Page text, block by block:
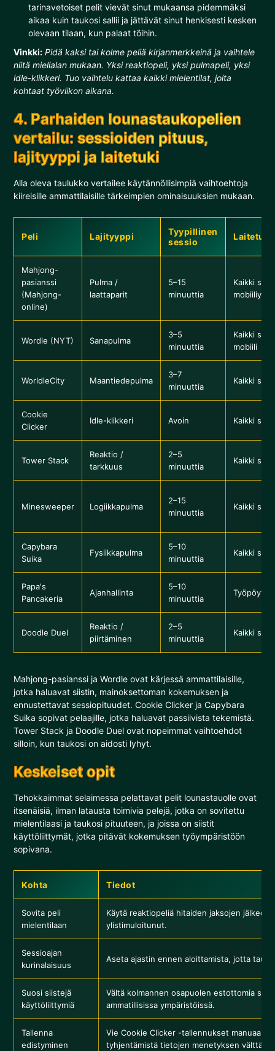
tarinavetoiset pelit vievät sinut mukaansa pidemmäksi
aikaa kuin taukosi sallii ja jättävät sinut henkisesti kesken
olevaan tilaan, kun palaat töihin.
Vinkki: Pidä kaksi tai kolme peliä kirjanmerkkeinä ja vaihtele
niitä mielialan mukaan. Yksi reaktiopeli, yksi pulmapeli, yksi
idle-klikkeri. Tuo vaihtelu kattaa kaikki mielentilat, joita
kohtaat työviikon aikana.
4. Parhaiden lounastaukopelien
vertailu: sessioiden pituus,
lajityyppi ja laitetuki
Alla oleva taulukko vertailee käytännöllisimpiä vaihtoehtoja
kiireisille ammattilaisille tärkeimpien ominaisuuksien mukaan.
Peli Lajityyppi
Tyypillinen
sessio
Laitetuki
Mahjong-
pasianssi
(Mahjong-
online)
Pulma /
laattaparit
5–15
minuuttia
Kaikki
Wordle (NYT) Sanapulma
3–5
minuuttia
Kaikki
mobiili
WorldleCity Maantiedepulma
3–7
minuuttia
Kaikki
Cookie
Clicker
Idle-klikkeri Avoin Kaikki
Tower Stack
Reaktio /
tarkkuus
2–5
minuuttia
Kaikki
Minesweeper Logiikkapulma
2–15
minuuttia
Kaikki
Capybara
Suika
Fysiikkapulma
5–10
minuuttia
Kaikki
Papa's
Pancakeria
Ajanhallinta
5–10
minuuttia
Doodle Duel
Reaktio /
piirtäminen
2–5
minuuttia
Kaikki
Mahjong-pasianssi ja Wordle ovat kärjessä ammattilaisille,
jotka haluavat siistin, mainoksettoman kokemuksen ja
ennustettavat sessiopituudet. Cookie Clicker ja Capybara
Suika sopivat pelaajille, jotka haluavat passiivista tekemistä.
Tower Stack ja Doodle Duel ovat nopeimmat vaihtoehdot
silloin, kun taukosi on aidosti lyhyt.
Keskeiset opit
Tehokkaimmat selaimessa pelattavat pelit lounastauolle ovat
itsenäisiä, ilman latausta toimivia pelejä, jotka on sovitettu
mielentilaasi ja taukosi pituuteen, ja joissa on siistit
käyttöliittymät, jotka pitävät kokemuksen työympäristöön
sopivana.
Kohta Tiedot
Sovita peli
mielentilaan
Käytä reaktiopeliä hitaiden jaksojen
ylistimuloitunut.
Sessioajan
kurinalaisuus
Aseta ajastin ennen aloittamista, jotta
Suosi siistejä
käyttöliittymiä
Vältä kolmannen osapuolen estottomia
ammatillisissa ympäristöissä.
Tallenna
edistyminen
Vie Cookie Clicker -tallennukset
tyhjentämistä tietojen menetyksen